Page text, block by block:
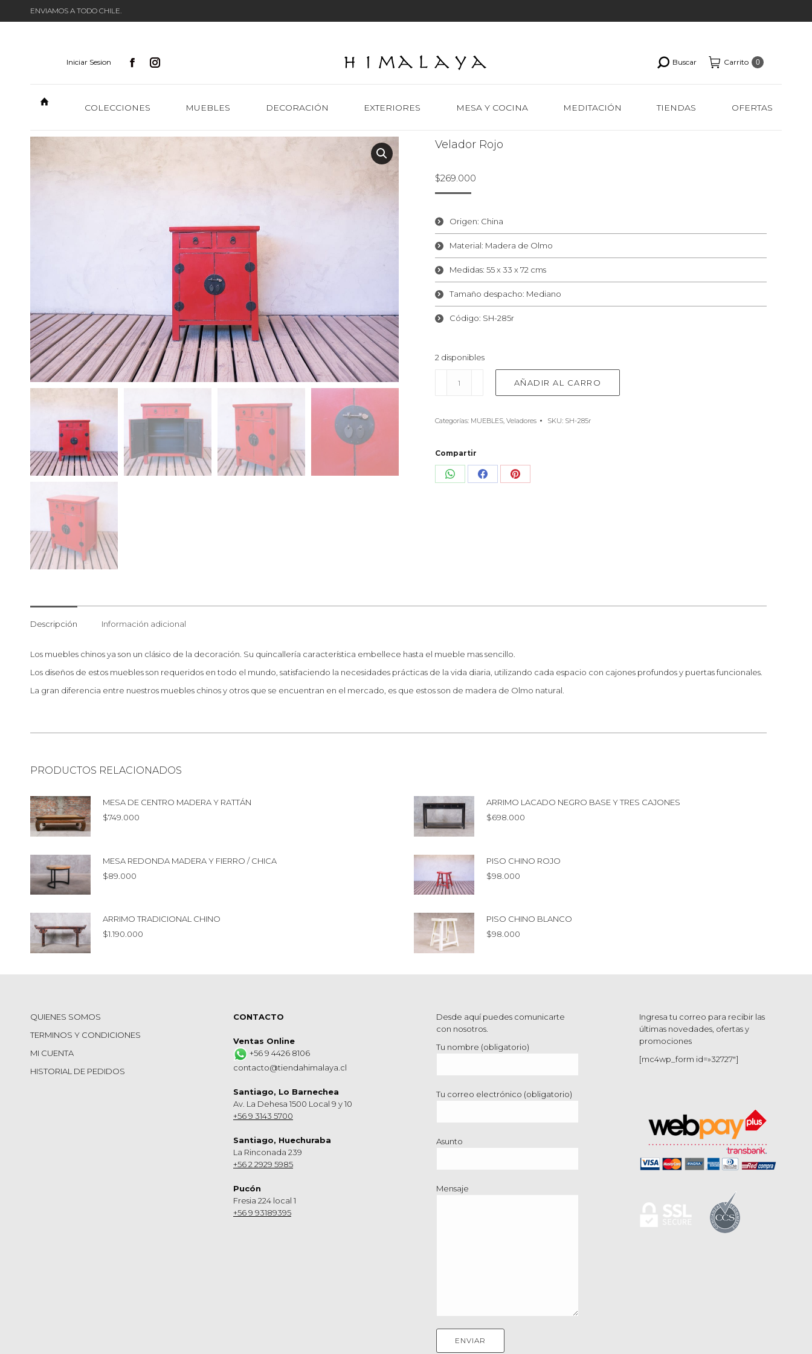
ENVIAMOS A TODO CHILE.
Iniciar Sesion Buscar Carrito 0
COLECCIONES MUEBLES DECORACIÓN EXTERIORES MESA Y COCINA MEDITACIÓN TIENDAS OFERTAS
Velador Rojo
$269.000
Origen: China
Material: Madera de Olmo
Medidas: 55 x 33 x 72 cms
Tamaño despacho: Mediano
Código: SH-285r
2 disponibles
AÑADIR AL CARRO
Categorías: MUEBLES, Veladores SKU: SH-285r
Compartir
Share Share Share
Descripción Información adicional
Los muebles chinos ya son un clásico de la decoración. Su quincallería característica embellece hasta el mueble mas sencillo.
Los diseños de estos muebles son requeridos en todo el mundo, satisfaciendo la necesidades prácticas de la vida diaria, utilizando cada espacio con cajones profundos y puertas funcionales.
La gran diferencia entre nuestros muebles chinos y otros que se encuentran en el mercado, es que estos son de madera de Olmo natural.
PRODUCTOS RELACIONADOS
MESA DE CENTRO MADERA Y RATTÁN
$749.000
ARRIMO LACADO NEGRO BASE Y TRES CAJONES
$698.000
MESA REDONDA MADERA Y FIERRO / CHICA
$89.000
PISO CHINO ROJO
$98.000
ARRIMO TRADICIONAL CHINO
$1.190.000
PISO CHINO BLANCO
$98.000
QUIENES SOMOS
TERMINOS Y CONDICIONES
MI CUENTA
HISTORIAL DE PEDIDOS
CONTACTO
Ventas Online
+56 9 4426 8106
contacto@tiendahimalaya.cl
Santiago, Lo Barnechea
Av. La Dehesa 1500 Local 9 y 10
+56 9 3143 5700
Santiago, Huechuraba
La Rinconada 239
+56 2 2929 5985
Pucón
Fresia 224 local 1
+56 9 93189395
Desde aquí puedes comunicarte
con nosotros.
Tu nombre (obligatorio)
Tu correo electrónico (obligatorio)
Asunto
Mensaje
Ingresa tu correo para recibir las
últimas novedades, ofertas y
promociones
[mc4wp_form id=»32727″]